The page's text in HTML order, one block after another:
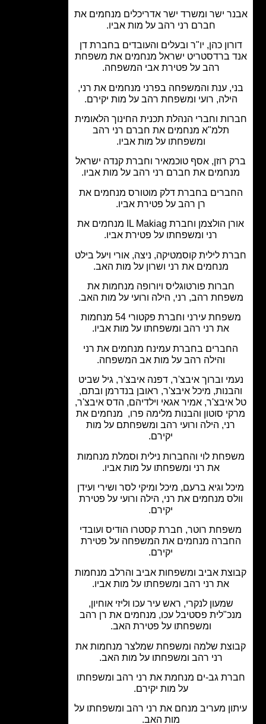
ישר ומשרד ישר אדריכלים מנחמים את
חברם רני רהב על מות אביו.
כהן, יו"ר ובעלים והעובדים בחברת דן
ברדסטריט ישראל מנחמים את משפחת
רהב על פטירת אבי המשפחה.
ענת והמשפחה בפרני מנחמים את רני,
רועי ומשפחת רהב על מות יקירם.
וחברי הנהלת תכנית החינוך הלאומית
תלמ"א מנחמים את חברם רני רהב
ומשפחתו על מות אביו.
רוזן, אסף טוכמאיר וחברת קנדה ישראל
את חברם רני רהב על מות אביו.
בחברת דלק מוטורס מנחמים את
רן רהב על פטירת אביו.
אורן הולצמן וחברת IL Makiag מנחמים את
רני ומשפחתו על פטירת אביו.
לילית קוסמטיקה, ניצה, אורי ויעל בילט
מנחמים את רני ושרון על מות האב.
חברות פורטוגליס ויורופה מנחמות את
רהב, רני, הילה ורועי על מות האב.
משפחת עירני וחברת פקטורי 54 מנחמות
את רני רהב ומשפחתו על מות אביו.
בחברת עמינח מנחמים את רני
והילה רהב על מות אב המשפחה.
וברוך איבצ'ר, דפנה איבצ'ר, גיל שביט
מיכל איבצ'ר, ראובן בנדרמן ובתם,
אמיר אגאי וילדיהם, הדס איבצ'ר,
סוטון והבנות מלימה פרו, מנחמים את
רני, הילה ורועי רהב ומשפחתם על מות
לוי והחברות נילית וסמלת מנחמות
את רני ומשפחתו על מות אביו.
וגיא ברעם, מיכל ומיקי לסר ושירי ועידן
מנחמים את רני, הילה ורועי על פטירת
רוטר, חברת קסטרו הודיס ועובדי
מנחמים את המשפחה על פטירת
אביב ומשפחות אביב והרלב מנחמות
את רני רהב ומשפחתו על מות אביו.
שמעון לנקרי, ראש עיר עכו וליזי אוחיון,
פסטיבל עכו, מנחמים את רן רהב
ומשפחתו על פטירת האב.
שלמה ומשפחת שמלצר מנחמות את
רני רהב ומשפחתו על מות האב.
גב-ים מנחמת את רני רהב ומשפחתו
על מות יקירם.
מעריב מנחם את רני רהב ומשפחתו על
מות האב.